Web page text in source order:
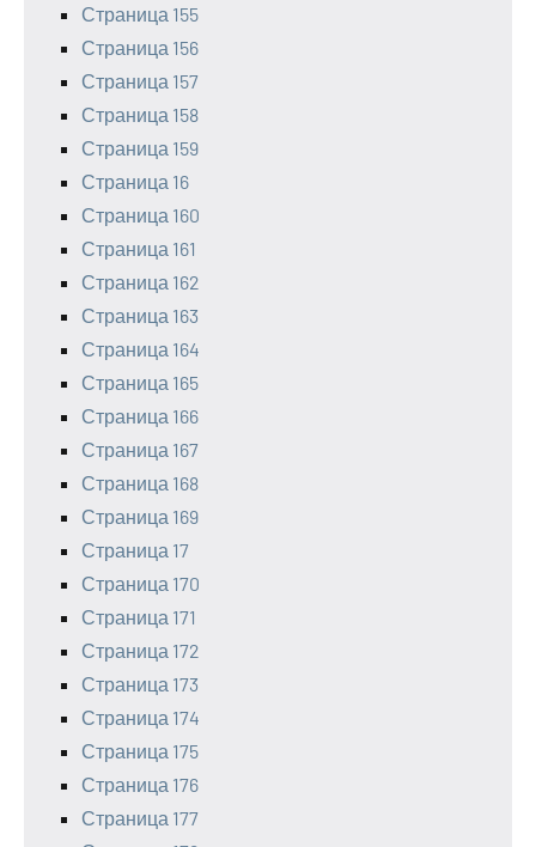
Страница 155
Страница 156
Страница 157
Страница 158
Страница 159
Страница 16
Страница 160
Страница 161
Страница 162
Страница 163
Страница 164
Страница 165
Страница 166
Страница 167
Страница 168
Страница 169
Страница 17
Страница 170
Страница 171
Страница 172
Страница 173
Страница 174
Страница 175
Страница 176
Страница 177